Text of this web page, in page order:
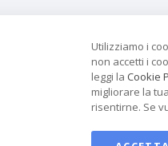
Utilizziamo i
non accetti i
leggi la Cookie
migliorare la
risentirne. Se